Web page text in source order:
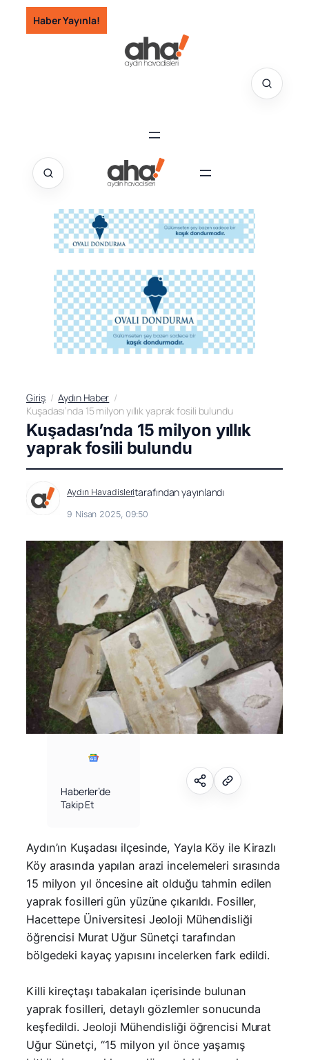
İçeriğe
geç
Haber Yayınla!
Giriş
Aydın Haber
Kuşadası’nda 15 milyon yıllık yaprak fosili bulundu
Kuşadası’nda 15 milyon yıllık
yaprak fosili bulundu
Aydın Havadisleritarafından yayınlandı
9 Nisan 2025, 09:50
Haberler’de
Takip Et
Aydın’ın Kuşadası ilçesinde, Yayla Köy ile Kirazlı
Köy arasında yapılan arazi incelemeleri sırasında
15 milyon yıl öncesine ait olduğu tahmin edilen
yaprak fosilleri gün yüzüne çıkarıldı. Fosiller,
Hacettepe Üniversitesi Jeoloji Mühendisliği
öğrencisi Murat Uğur Sünetçi tarafından
bölgedeki kayaç yapısını incelerken fark edildi.
Killi kireçtaşı tabakaları içerisinde bulunan
yaprak fosilleri, detaylı gözlemler sonucunda
keşfedildi. Jeoloji Mühendisliği öğrencisi Murat
Uğur Sünetçi, “15 milyon yıl önce yaşamış